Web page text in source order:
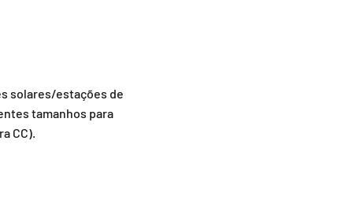
solares/estações de
tamanhos para
CC).